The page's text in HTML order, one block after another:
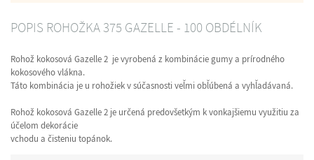
POPIS ROHOŽKA 375 GAZELLE - 100 OBDÉLNÍK
Rohož kokosová Gazelle 2 je vyrobená z kombinácie gumy a prírodného
kokosového vlákna.
Táto kombinácia je u rohožiek v súčasnosti veľmi obľúbená a vyhľadávaná.
Rohož kokosová Gazelle 2 je určená predovšetkým k vonkajšiemu využitiu za
účelom dekorácie
vchodu a čisteniu topánok.